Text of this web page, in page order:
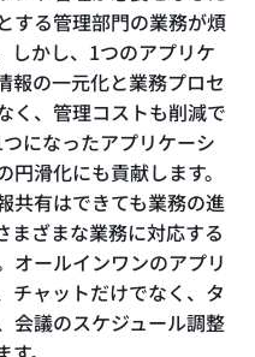
する管理部門の業務が煩
しかし、1つのアプリケ
報の一元化と業務プロセ
く、管理コストも削減で
になったアプリケーシ
滑化にも貢献します。
共有はできても業務の進
まざまな業務に対応する
オールインワンのアプリ
チャットだけでなく、タ
会議のスケジュール調整